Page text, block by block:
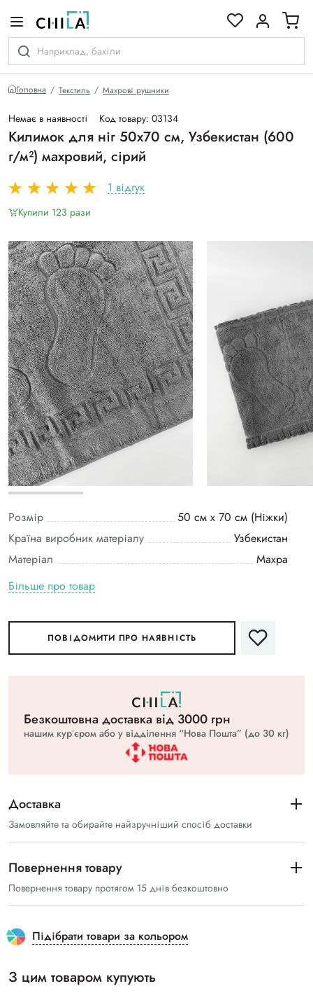
Головна Текстиль Махрові рушники
Немає в наявності Код товару: 03134
Килимок для ніг 50х70 см, Узбекистан (600
г/м²) махровий, сірий
1 відгук
Купили 123 рази
Розмір
50 см х 70 см (Ніжки)
Країна виробник матеріалу
Узбекистан
Матеріал
Махра
Більше про товар
ПОВІДОМИТИ ПРО НАЯВНІСТЬ
Безкоштовна доставка вiд 3000 грн
нашим курʼєром або у відділення “Нова Пошта” (до 30 кг)
Доставка
Замовляйте та обирайте найзручніший спосіб доставки
Повернення товару
Повернення товару протягом 15 днів безкоштовно
Підібрати товари за кольором
З цим товаром купують
гамі